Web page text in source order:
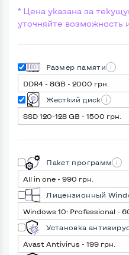
* Цена указана за
уточняйте возможность
Размер памяти
Жесткий диск
Пакет программ
Лицензионный
Установка